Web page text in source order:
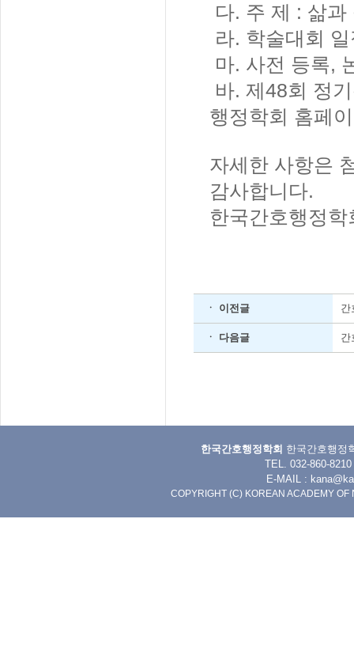
다. 주 제 : 삶
라. 학술대회
마. 사전 등록,
바. 제48회 정
행정학회 홈페
자세한 사항은
감사합니다.
한국간호행정학
ㆍ 이전글 간
ㆍ 다음글 간
한국간호행정학회 한국간호행정
TEL. 032-860-
E-MAIL :
COPYRIGHT (C) KOREAN ACADEMY